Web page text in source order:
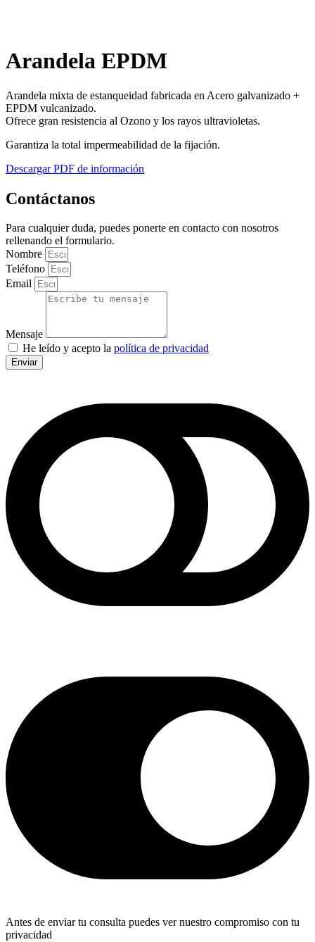
Arandela EPDM
Arandela mixta de estanqueidad fabricada en Acero galvanizado +
EPDM vulcanizado.
Ofrece gran resistencia al Ozono y los rayos ultravioletas.
Garantiza la total impermeabilidad de la fijación.
Descargar PDF de información
Contáctanos
Para cualquier duda, puedes ponerte en contacto con nosotros
rellenando el formulario.
Nombre
Teléfono
Email
Mensaje
He leído y acepto la política de privacidad
Enviar
Antes de enviar tu consulta puedes ver nuestro compromiso con tu
privacidad